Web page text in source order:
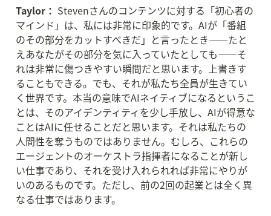
Taylor： Stevenさんのコンテンツに対する「初心者の
マインド」は、私には非常に印象的です。AIが「番組
のその部分をカットすべきだ」と言ったとき——たと
えあなたがその部分を気に入っていたとしても——そ
れは非常に傷つきやすい瞬間だと思います。上書きす
ることもできる。でも、それが私たち全員が生きてい
く世界です。本当の意味でAIネイティブになるというこ
とは、そのアイデンティティを少し手放し、AIが得意な
ことはAIに任せることだと思います。それは私たちの
人間性を奪うものではありません。むしろ、これらの
エージェントのオーケストラ指揮者になることが新し
い仕事であり、それを受け入れられれば非常にやりが
いのあるものです。ただし、前の2回の起業とは全く異
なる仕事ではあります。